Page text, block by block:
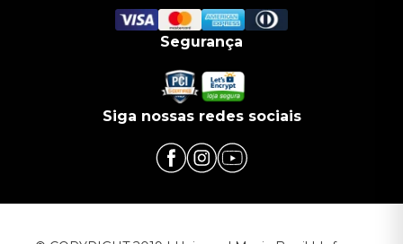
Segurança
Siga nossas redes sociais